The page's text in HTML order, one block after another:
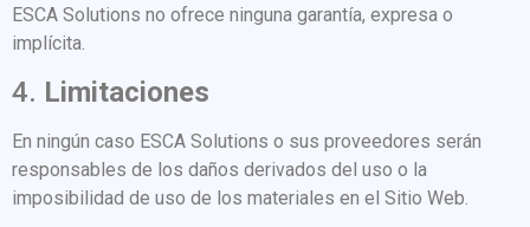
ESCA Solutions no ofrece ninguna garantía, expresa o
implícita.
4. Limitaciones
En ningún caso ESCA Solutions o sus proveedores serán
responsables de los daños derivados del uso o la
imposibilidad de uso de los materiales en el Sitio Web.